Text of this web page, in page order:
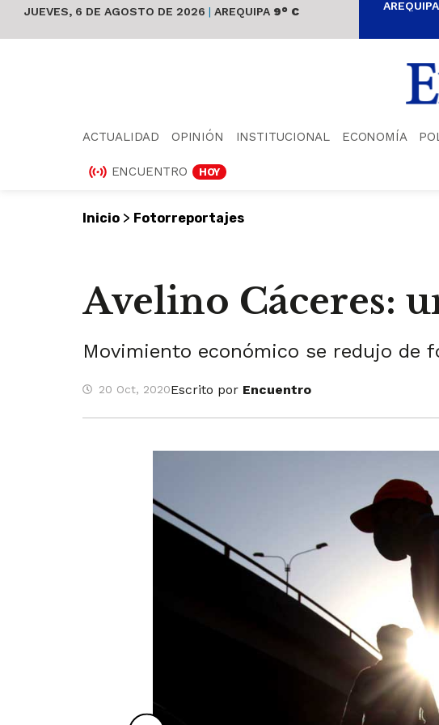
JUEVES, 6 DE AGOSTO DE 2026 | AREQUIPA 9° C
ACTUALIDAD OPINIÓN INSTITUCIONAL ECONOMÍA
ENCUENTRO HOY
Inicio > Fotorreportajes
Avelino Cáceres:
Movimiento económico se redujo de
20 Oct, 2020Escrito por Encuentro